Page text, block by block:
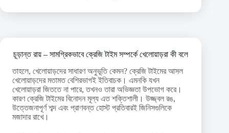
চূড়ান্ত রায় – সামগ্রিকভাবে ক্রেজি টাইম সম্পর্কে খেলোয়াড়রা কী বলে
তাহলে, খেলোয়াড়দের সাধারণ অনুভূতি কেমন? ক্রেজি টাইমের আসল
খেলোয়াড়দের মতামত বেশিরভাগই ইতিবাচক। এমনকি যখন
খেলোয়াড়রা জিততে না পারে, তখনও তারা অভিজ্ঞতা উপভোগ করে।
কারণ ক্রেজি টাইমের বিনোদন মূল্য এত শক্তিশালী। উজ্জ্বল রঙ,
উত্তেজনাপূর্ণ শব্দ এবং প্রাণবন্ত হোস্ট প্রতিবারই জিনিসগুলিকে
মজাদার রাখে।